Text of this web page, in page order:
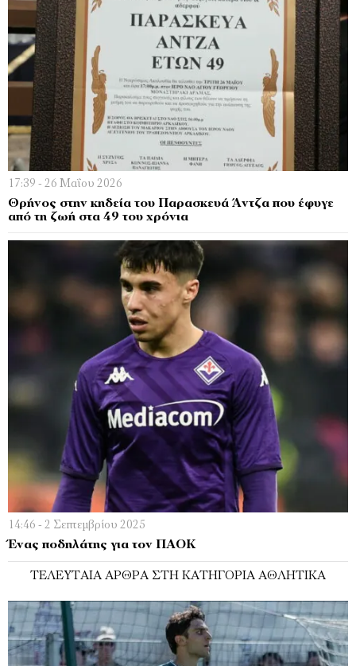
17:39 - 26 Μαΐου 2026
Θρήνος στην κηδεία του Παρασκευά Άντζα που έφυγε
από τη ζωή στα 49 του χρόνια
14:46 - 2 Σεπτεμβρίου 2025
Ένας ποδηλάτης για τον ΠΑΟΚ
ΤΕΛΕΥΤΑΊΑ ΆΡΘΡΑ ΣΤΗ ΚΑΤΗΓΟΡΊΑ ΑΘΛΗΤΙΚΆ